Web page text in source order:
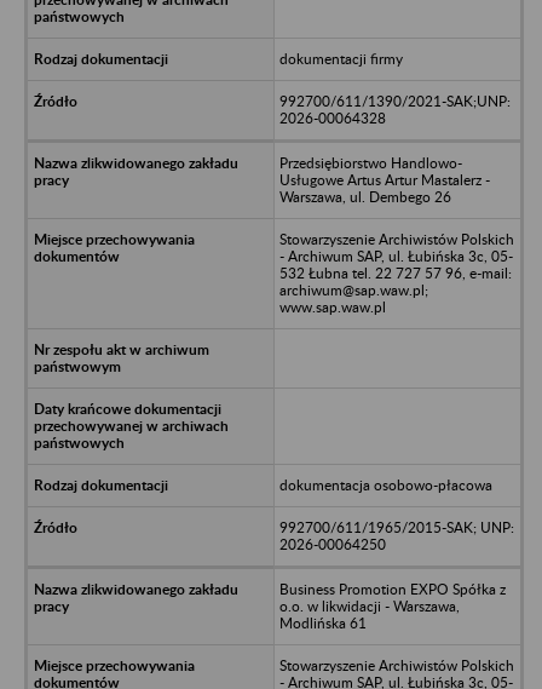
dokumentacji firmy
992700/611/1390/2021-SAK;UNP:
2026-00064328
Przedsiębiorstwo Handlowo-
Usługowe Artus Artur Mastalerz -
Warszawa, ul. Dembego 26
Stowarzyszenie Archiwistów Polskich
- Archiwum SAP, ul. Łubińska 3c, 05-
532 Łubna tel. 22 727 57 96, e-mail:
archiwum@sap.waw.pl;
www.sap.waw.pl
dokumentacja osobowo-płacowa
992700/611/1965/2015-SAK; UNP:
2026-00064250
Business Promotion EXPO Spółka z
o.o. w likwidacji - Warszawa,
Modlińska 61
Stowarzyszenie Archiwistów Polskich
- Archiwum SAP, ul. Łubińska 3c, 05-